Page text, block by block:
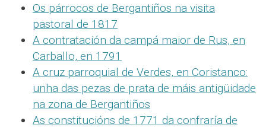
Os párrocos de Bergantiños na visita
pastoral de 1817
A contratación da campá maior de Rus, en
Carballo, en 1791
A cruz parroquial de Verdes, en Coristanco:
unha das pezas de prata de máis antigüidade
na zona de Bergantiños
As constitucións de 1771 da confraría de